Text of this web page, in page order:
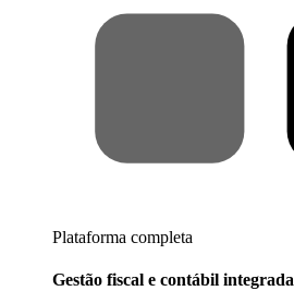
Plataforma completa
Gestão fiscal e contábil integrada